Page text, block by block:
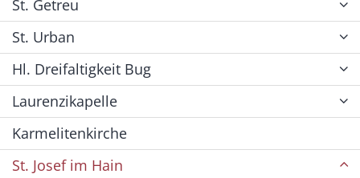
St. Getreu
St. Urban
Hl. Dreifaltigkeit Bug
Laurenzikapelle
Karmelitenkirche
St. Josef im Hain